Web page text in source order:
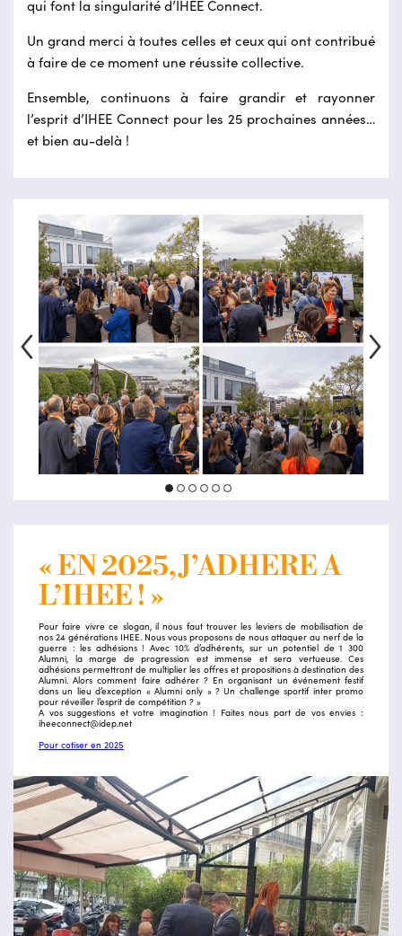
qui font la singularité d’IHEE Connect.
Un grand merci à toutes celles et ceux qui ont contribué
à faire de ce moment une réussite collective.
Ensemble, continuons à faire grandir et rayonner
l’esprit d’IHEE Connect pour les 25 prochaines années…
et bien au-delà !
« EN 2025, J’ADHERE A
L’IHEE ! »
Pour faire vivre ce slogan, il nous faut trouver les leviers de mobilisation de
nos 24 générations IHEE. Nous vous proposons de nous attaquer au nerf de la
guerre : les adhésions ! Avec 10% d’adhérents, sur un potentiel de 1 300
Alumni, la marge de progression est immense et sera vertueuse. Ces
adhésions permettront de multiplier les offres et propositions à destination des
Alumni. Alors comment faire adhérer ? En organisant un événement festif
dans un lieu d’exception « Alumni only » ? Un challenge sportif inter promo
pour réveiller l’esprit de compétition ? »
A vos suggestions et votre imagination ! Faites nous part de vos envies :
iheeconnect@idep.net
Pour cotiser en 2025